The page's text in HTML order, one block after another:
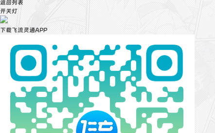
返回列表
开关灯
下载飞流灵通APP